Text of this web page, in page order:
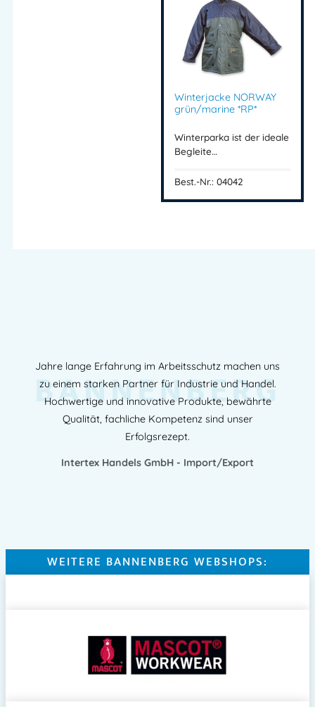
Winterjacke NORWAY
grün/marine *RP*
Winterparka ist der ideale
Begleite…
Best.-Nr.: 04042
Jahre lange Erfahrung im Arbeitsschutz machen uns
zu einem starken Partner für Industrie und Handel.
Hochwertige und innovative Produkte, bewährte
Qualität, fachliche Kompetenz sind unser
Erfolgsrezept.
Intertex Handels GmbH - Import/Export
BANNENBERG
WEITERE BANNENBERG WEBSHOPS: